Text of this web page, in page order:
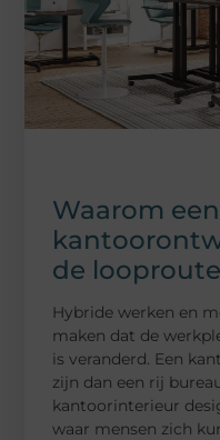
Waarom
de looproute
Hybride werken en
maken dat de
is veranderd. Een
zijn dan een rij
kantoorinterieur
waar mensen zich